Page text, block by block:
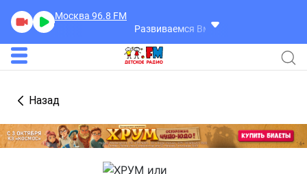
Москва 96.8 FM
Развиваемся Вместе
Назад